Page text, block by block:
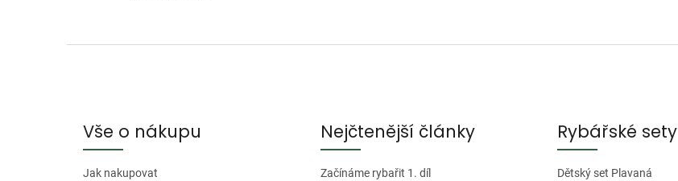
Vše o nákupu
Jak nakupovat
Nejčtenější články
Začínáme rybařit 1. díl
Rybářské sety
Dětský set Plavaná